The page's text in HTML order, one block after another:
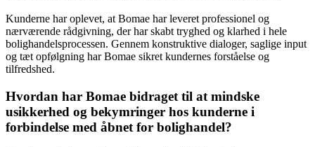
Kunderne har oplevet, at Bomae har leveret professionel og
nærværende rådgivning, der har skabt tryghed og klarhed i hele
bolighandelsprocessen. Gennem konstruktive dialoger, saglige input
og tæt opfølgning har Bomae sikret kundernes forståelse og
tilfredshed.
Hvordan har Bomae bidraget til at mindske
usikkerhed og bekymringer hos kunderne i
forbindelse med åbnet for bolighandel?